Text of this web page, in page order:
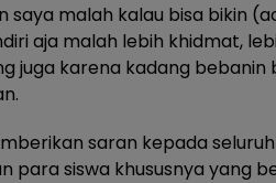
saya malah kalau bisa bikin
aja malah lebih khidmat,
juga karena kadang bebanin
saran kepada
para siswa khususnya yang